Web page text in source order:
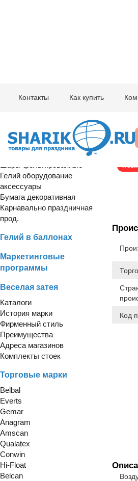
Контакты Как купить
Расширенный поиск
Шары латексные
Гелий оборудование
аксессуары
Бумага декоративная
Карнавально праздничная
прод.
Гелий в баллонах
Маркетинговые
программы
Веселая затея
Каталоги
История марки
Фирменный стиль
Преимущества
Адреса магазинов
Комплекты стоек
Торговые марки
Belbal
Everts
Gemar
Anagram
Amscan
Qualatex
Conwin
Hi-Float
Belcan
Код